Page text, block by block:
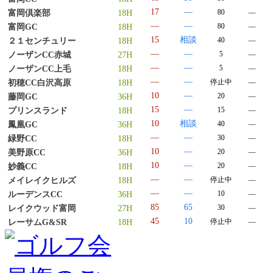
富岡倶楽部 18H 17 ― 80 ―
富岡GC 18H ― ― 80 ―
２１センチュリー 18H 15 相談 40 ―
ノーザンCC赤城 27H ― ― 5 ―
ノーザンCC上毛 18H ― ― 5 ―
初穂CC白沢高原 18H ― ― 停止中 ―
藤岡GC 36H 10 ― 20 ―
プリンスランド 18H 15 ― 15 ―
鳳凰GC 36H 10 相談 40 ―
緑野CC 18H ― ― 30 ―
美野原CC 36H 10 ― 20 ―
妙義CC 18H 10 ― 20 ―
メイレイクヒルズ 18H ― ― 停止中 ―
ルーデンスCC 36H ― ― 10 ―
レイクウッド富岡 27H 85 65 30 ―
レーサムG&SR 18H 45 10 停止中 ―